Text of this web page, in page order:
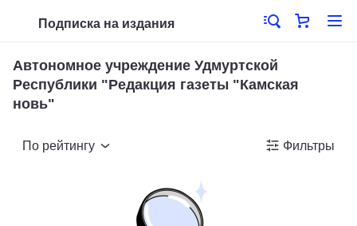
Подписка на издания
Автономное учреждение Удмуртской
Республики "Редакция газеты "Камская
новь"
По рейтингу Фильтры